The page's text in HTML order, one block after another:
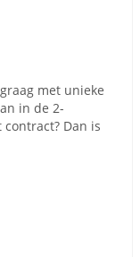
met unieke
in de 2-
Dan is